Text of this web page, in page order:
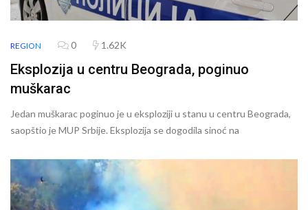
REGION 0 1.62K
Eksplozija u centru Beograda, poginuo
muškarac
Jedan muškarac poginuo je u eksploziji u stanu u centru Beograda,
saopštio je MUP Srbije. Eksplozija se dogodila sinoć na